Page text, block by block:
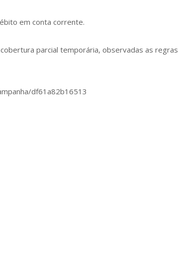
em conta corrente.
parcial temporária, observadas as regras
df61a82b16513